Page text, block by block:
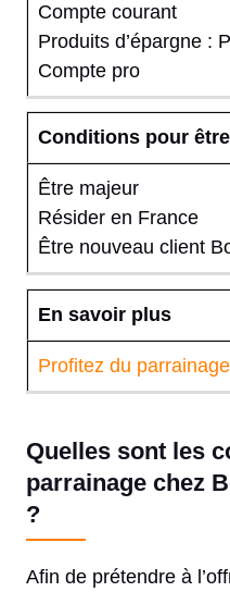
Compte courant
Produits d’épargne :
Compte pro
Conditions pour
Être majeur
Résider en France
Être nouveau client
En savoir plus
Profitez du
Quelles sont les
parrainage chez
?
Afin de prétendre à